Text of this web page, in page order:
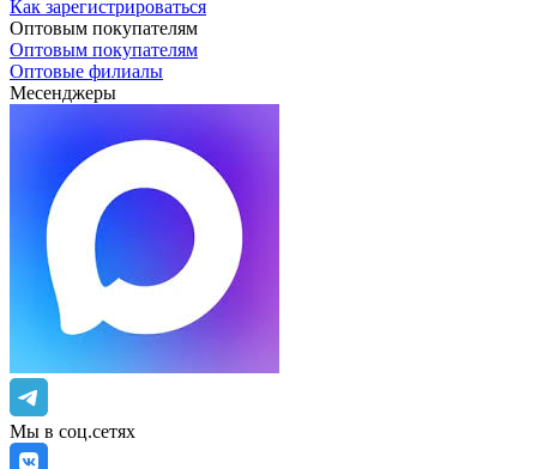
Как зарегистрироваться
Оптовым покупателям
Оптовым покупателям
Оптовые филиалы
Месенджеры
Мы в соц.сетях